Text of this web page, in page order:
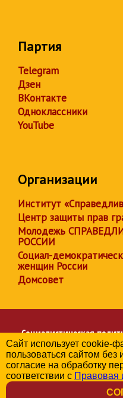
Партия
Telegram
Дзен
ВКонтакте
Одноклассники
YouTube
Организации
Институт
Центр защиты прав
Молодежь
РОССИИ
Социал-
женщин России
Домсовет
Социалистическая
Региональное
©
Политика в отношении
Сайт использует cookie-
пользоваться сайтом
согласие на обработку
соответствии с Правовая